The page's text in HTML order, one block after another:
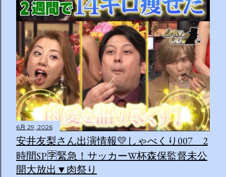
6月 29, 2026
安井友梨さん出演情報💛しゃべくり007 2
時間SP🈑緊急！サッカーW杯森保監督未公
開大放出▼肉祭り